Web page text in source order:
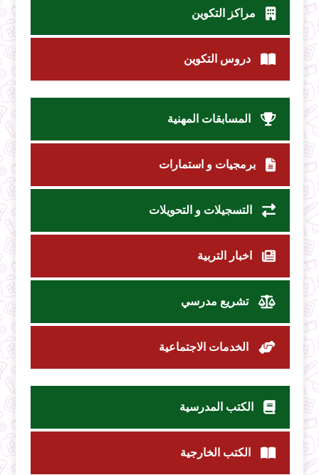
مراكز التكوين
دروس التكوين
المسابقات المهنية
برمجيات و استمارات
التسجيلات و التحويلات
اخبار التربية
تشريع مدرسي
الخدمات الاجتماعية
الكتب المدرسية
الكتب الخارجية